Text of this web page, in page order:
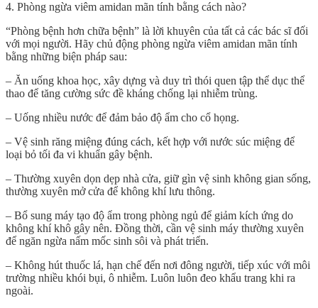
4. Phòng ngừa viêm amidan mãn tính bằng cách nào?
“Phòng bệnh hơn chữa bệnh” là lời khuyên của tất cả các bác sĩ đối
với mọi người. Hãy chủ động phòng ngừa viêm amidan mãn tính
bằng những biện pháp sau:
– Ăn uống khoa học, xây dựng và duy trì thói quen tập thể dục thể
thao để tăng cường sức đề kháng chống lại nhiễm trùng.
– Uống nhiều nước để đảm bảo độ ẩm cho cổ họng.
– Vệ sinh răng miệng đúng cách, kết hợp với nước súc miệng để
loại bỏ tối đa vi khuẩn gây bệnh.
– Thường xuyên dọn dẹp nhà cửa, giữ gìn vệ sinh không gian sống,
thường xuyên mở cửa để không khí lưu thông.
– Bổ sung máy tạo độ ẩm trong phòng ngủ để giảm kích ứng do
không khí khô gây nên. Đồng thời, cần vệ sinh máy thường xuyên
để ngăn ngừa nấm mốc sinh sôi và phát triển.
– Không hút thuốc lá, hạn chế đến nơi đông người, tiếp xúc với môi
trường nhiều khói bụi, ô nhiễm. Luôn luôn đeo khẩu trang khi ra
ngoài.